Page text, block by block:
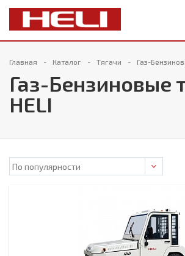
Главная Каталог Тягачи Газ-
Газ-Бензиновые
HELI